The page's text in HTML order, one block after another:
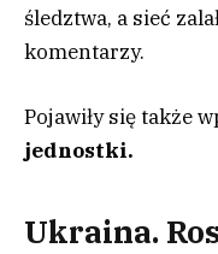
śledztwa, a sieć
komentarzy.
Pojawiły się także
jednostki.
Ukraina.